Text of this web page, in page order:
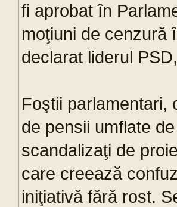
fi aprobat în
moţiuni de cenzură
declarat liderul
Foştii parlamentari,
de pensii umflate
scandalizaţi de
care creează
iniţiativă fără rost.